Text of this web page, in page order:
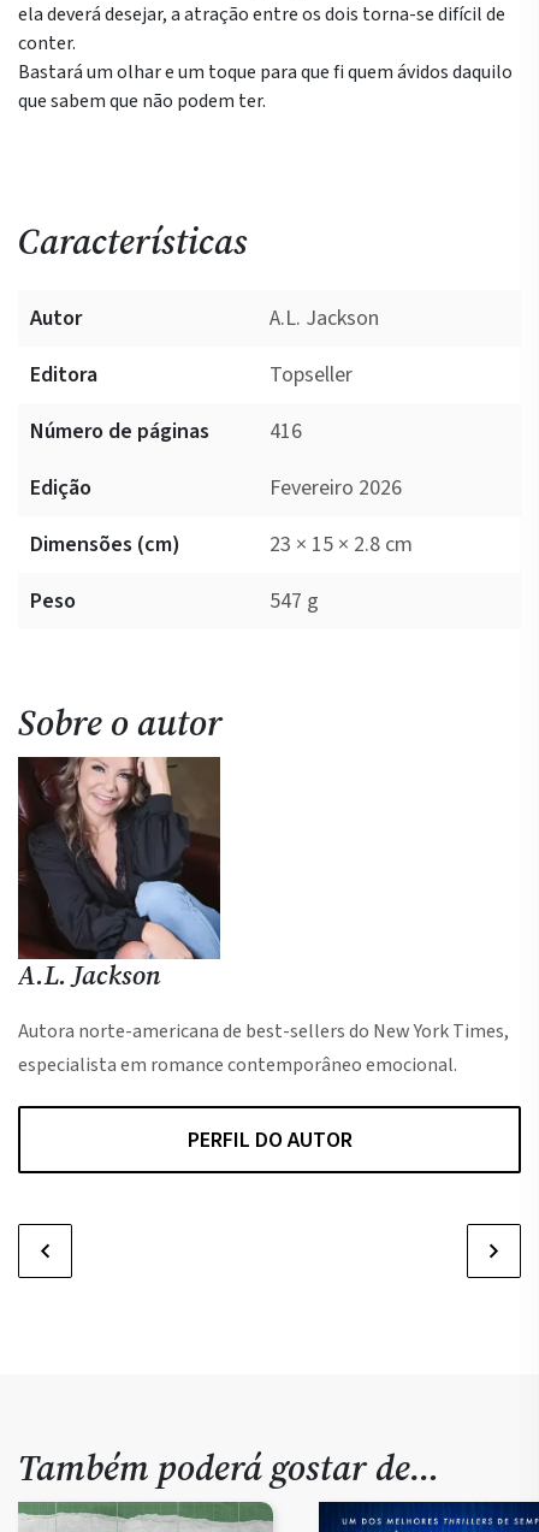
ela deverá desejar, a atração entre os dois torna-se difícil de
conter.
Bastará um olhar e um toque para que fi quem ávidos daquilo
que sabem que não podem ter.
Características
Autor
A.L. Jackson
Editora
Topseller
Número de páginas
416
Edição
Fevereiro 2026
Dimensões (cm)
23 × 15 × 2.8 cm
Peso
547 g
Sobre o autor
A.L. Jackson
Autora norte-americana de best-sellers do New York Times,
especialista em romance contemporâneo emocional.
PERFIL DO AUTOR
Também poderá gostar de…